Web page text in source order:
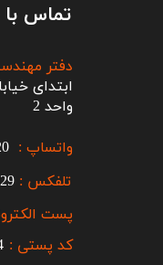
تماس با
تلفکس :
پست
واتساپ :
دفتر
واحد 2
کد پستی :